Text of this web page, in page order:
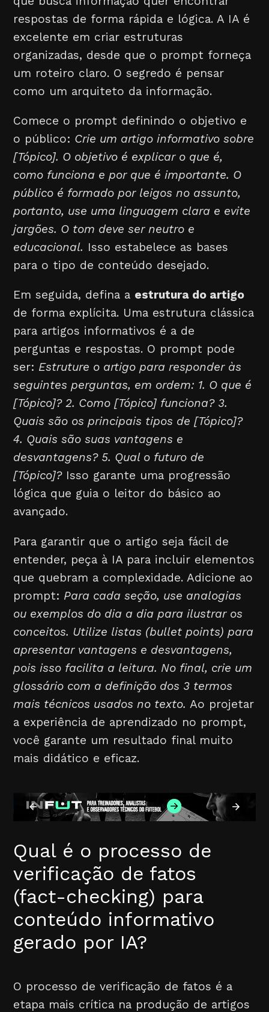
respostas de forma rápida e lógica. A IA é
excelente em criar estruturas
organizadas, desde que o prompt forneça
um roteiro claro. O segredo é pensar
como um arquiteto da informação.
Comece o prompt definindo o objetivo e
o público: Crie um artigo informativo sobre
[Tópico]. O objetivo é explicar o que é,
como funciona e por que é importante. O
público é formado por leigos no assunto,
portanto, use uma linguagem clara e evite
jargões. O tom deve ser neutro e
educacional. Isso estabelece as bases
para o tipo de conteúdo desejado.
Em seguida, defina a estrutura do artigo
de forma explícita. Uma estrutura clássica
para artigos informativos é a de
perguntas e respostas. O prompt pode
ser: Estruture o artigo para responder às
seguintes perguntas, em ordem: 1. O que é
[Tópico]? 2. Como [Tópico] funciona? 3.
Quais são os principais tipos de [Tópico]?
4. Quais são suas vantagens e
desvantagens? 5. Qual o futuro de
[Tópico]?Isso garante uma progressão
lógica que guia o leitor do básico ao
avançado.
Para garantir que o artigo seja fácil de
entender, peça à IA para incluir elementos
que quebram a complexidade. Adicione ao
prompt: Para cada seção, use analogias
ou exemplos do dia a dia para ilustrar os
conceitos. Utilize listas (bullet points) para
apresentar vantagens e desvantagens,
pois isso facilita a leitura. No final, crie um
glossário com a definição dos 3 termos
mais técnicos usados no texto. Ao projetar
a experiência de aprendizado no prompt,
você garante um resultado final muito
mais didático e eficaz.
Qual é o processo de
verificação de fatos
(fact-checking) para
conteúdo informativo
gerado por IA?
O processo de verificação de fatos é a
etapa mais crítica na produção de artigos